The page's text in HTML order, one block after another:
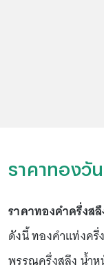
ราคาทองวั
ราคาทองคำครึ่งสลึ
ดังนี้ ทองคำแท่งครึ่
พรรณครึ่งสลึง น้ำห